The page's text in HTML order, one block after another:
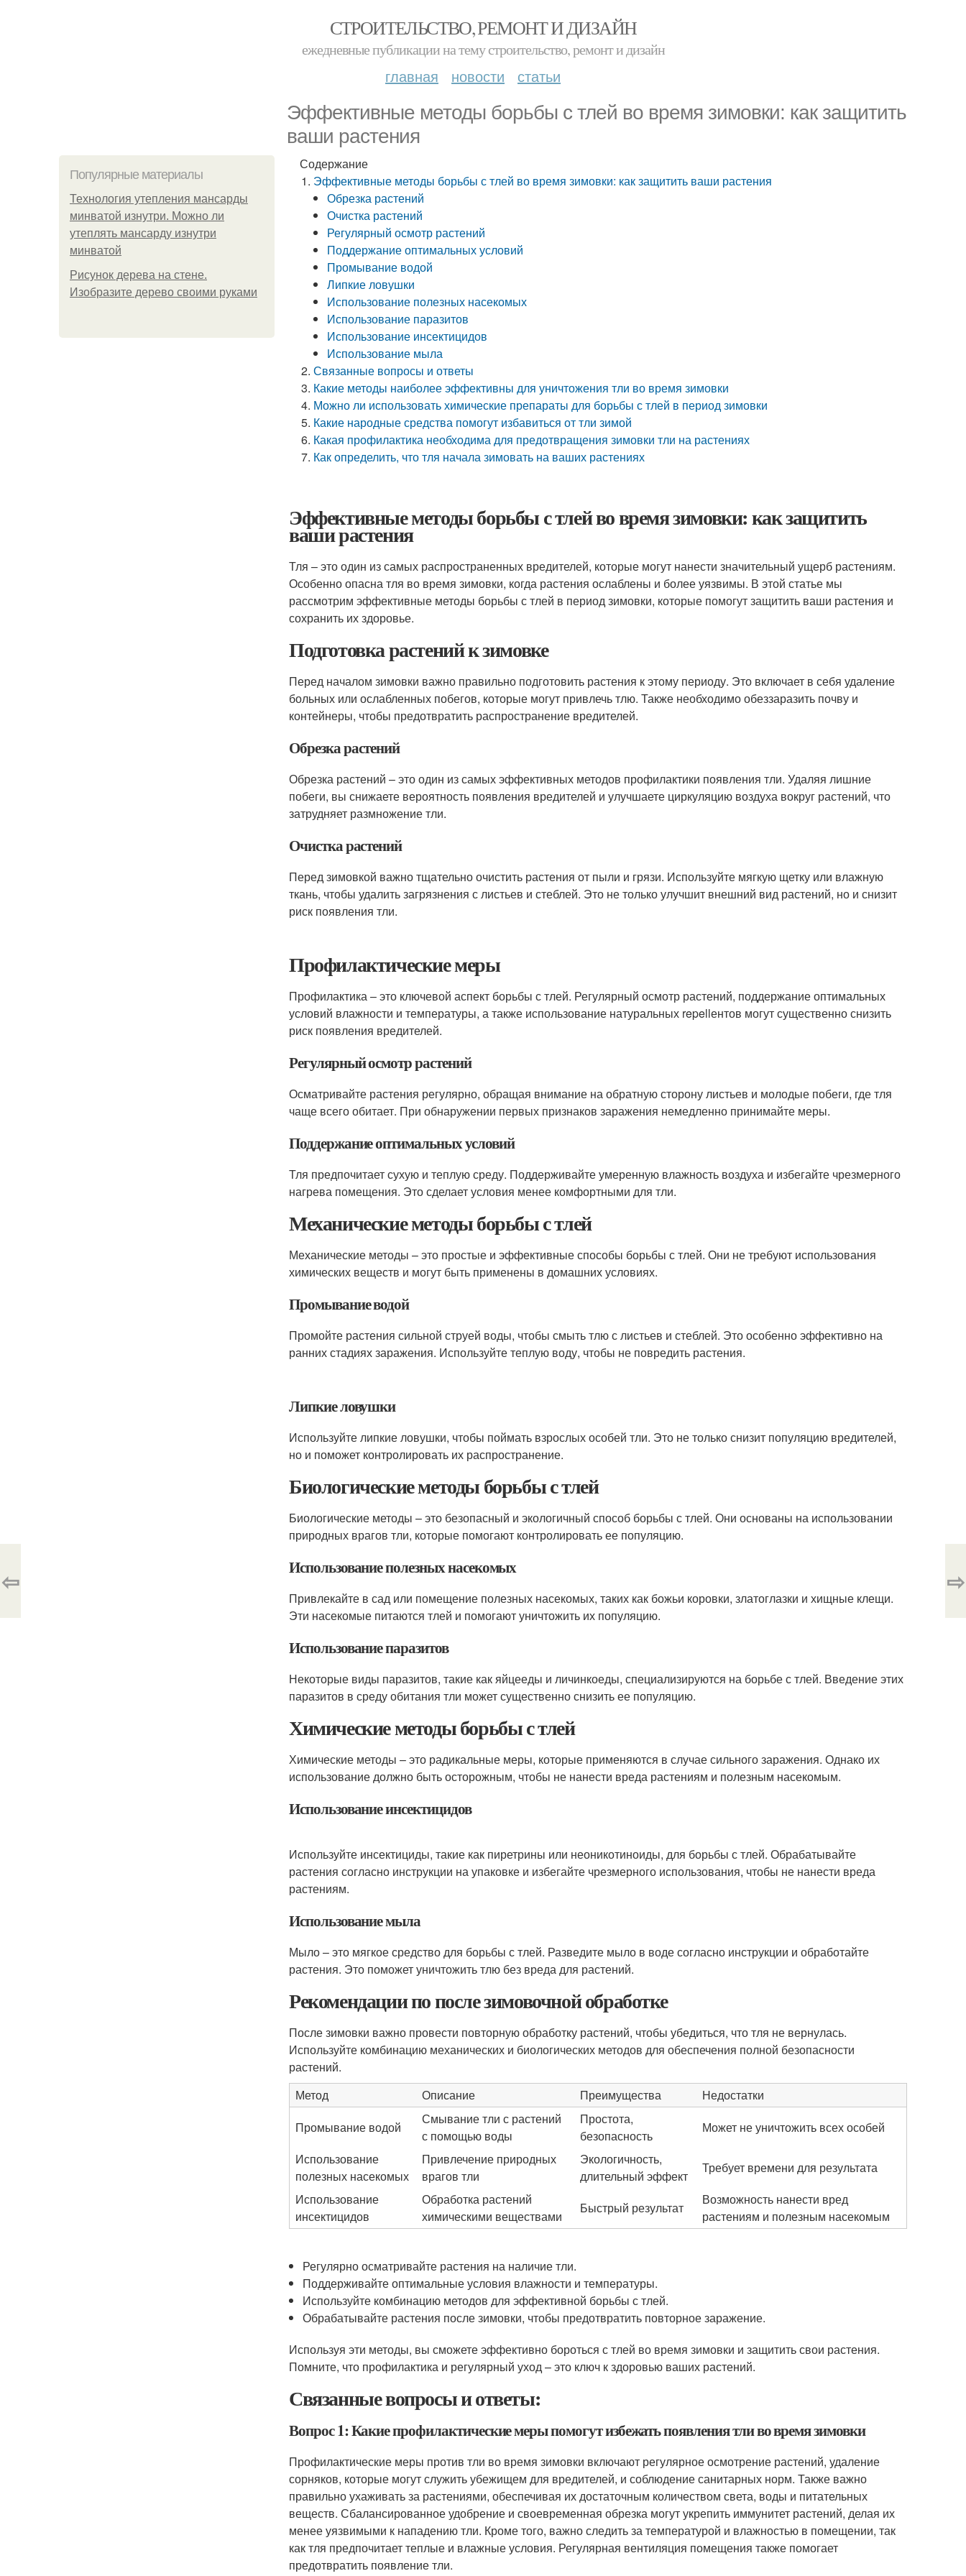
СТРОИТЕЛЬСТВО, РЕМОНТ И ДИЗАЙН
ежедневные публикации на тему строительство, ремонт и дизайн
главная новости статьи
Эффективные методы борьбы с тлей во время зимовки: как защитить
ваши растения
Популярные материалы
Технология утепления мансарды
минватой изнутри. Можно ли
утеплять мансарду изнутри
минватой
Рисунок дерева на стене.
Изобразите дерево своими руками
Содержание
Эффективные методы борьбы с тлей во время зимовки: как защитить ваши растения
Обрезка растений
Очистка растений
Регулярный осмотр растений
Поддержание оптимальных условий
Промывание водой
Липкие ловушки
Использование полезных насекомых
Использование паразитов
Использование инсектицидов
Использование мыла
Связанные вопросы и ответы
Какие методы наиболее эффективны для уничтожения тли во время зимовки
Можно ли использовать химические препараты для борьбы с тлей в период зимовки
Какие народные средства помогут избавиться от тли зимой
Какая профилактика необходима для предотвращения зимовки тли на растениях
Как определить, что тля начала зимовать на ваших растениях
Эффективные методы борьбы с тлей во время зимовки: как защитить
ваши растения
Тля – это один из самых распространенных вредителей, которые могут нанести значительный ущерб растениям.
Особенно опасна тля во время зимовки, когда растения ослаблены и более уязвимы. В этой статье мы
рассмотрим эффективные методы борьбы с тлей в период зимовки, которые помогут защитить ваши растения и
сохранить их здоровье.
Подготовка растений к зимовке
Перед началом зимовки важно правильно подготовить растения к этому периоду. Это включает в себя удаление
больных или ослабленных побегов, которые могут привлечь тлю. Также необходимо обеззаразить почву и
контейнеры, чтобы предотвратить распространение вредителей.
Обрезка растений
Обрезка растений – это один из самых эффективных методов профилактики появления тли. Удаляя лишние
побеги, вы снижаете вероятность появления вредителей и улучшаете циркуляцию воздуха вокруг растений, что
затрудняет размножение тли.
Очистка растений
Перед зимовкой важно тщательно очистить растения от пыли и грязи. Используйте мягкую щетку или влажную
ткань, чтобы удалить загрязнения с листьев и стеблей. Это не только улучшит внешний вид растений, но и снизит
риск появления тли.
Профилактические меры
Профилактика – это ключевой аспект борьбы с тлей. Регулярный осмотр растений, поддержание оптимальных
условий влажности и температуры, а также использование натуральных repellентов могут существенно снизить
риск появления вредителей.
Регулярный осмотр растений
Осматривайте растения регулярно, обращая внимание на обратную сторону листьев и молодые побеги, где тля
чаще всего обитает. При обнаружении первых признаков заражения немедленно принимайте меры.
Поддержание оптимальных условий
Тля предпочитает сухую и теплую среду. Поддерживайте умеренную влажность воздуха и избегайте чрезмерного
нагрева помещения. Это сделает условия менее комфортными для тли.
Механические методы борьбы с тлей
Механические методы – это простые и эффективные способы борьбы с тлей. Они не требуют использования
химических веществ и могут быть применены в домашних условиях.
Промывание водой
Промойте растения сильной струей воды, чтобы смыть тлю с листьев и стеблей. Это особенно эффективно на
ранних стадиях заражения. Используйте теплую воду, чтобы не повредить растения.
Липкие ловушки
Используйте липкие ловушки, чтобы поймать взрослых особей тли. Это не только снизит популяцию вредителей,
но и поможет контролировать их распространение.
Биологические методы борьбы с тлей
Биологические методы – это безопасный и экологичный способ борьбы с тлей. Они основаны на использовании
природных врагов тли, которые помогают контролировать ее популяцию.
Использование полезных насекомых
Привлекайте в сад или помещение полезных насекомых, таких как божьи коровки, златоглазки и хищные клещи.
Эти насекомые питаются тлей и помогают уничтожить их популяцию.
Использование паразитов
Некоторые виды паразитов, такие как яйцееды и личинкоеды, специализируются на борьбе с тлей. Введение этих
паразитов в среду обитания тли может существенно снизить ее популяцию.
Химические методы борьбы с тлей
Химические методы – это радикальные меры, которые применяются в случае сильного заражения. Однако их
использование должно быть осторожным, чтобы не нанести вреда растениям и полезным насекомым.
Использование инсектицидов
Используйте инсектициды, такие как пиретрины или неоникотиноиды, для борьбы с тлей. Обрабатывайте
растения согласно инструкции на упаковке и избегайте чрезмерного использования, чтобы не нанести вреда
растениям.
Использование мыла
Мыло – это мягкое средство для борьбы с тлей. Разведите мыло в воде согласно инструкции и обработайте
растения. Это поможет уничтожить тлю без вреда для растений.
Рекомендации по после зимовочной обработке
После зимовки важно провести повторную обработку растений, чтобы убедиться, что тля не вернулась.
Используйте комбинацию механических и биологических методов для обеспечения полной безопасности
растений.
Метод
Описание Преимущества
Недостатки
Промывание водой
Смывание тли с растений
с помощью воды
Простота,
безопасность
Может не уничтожить всех особей
Использование
полезных насекомых
Привлечение природных
врагов тли
Экологичность,
длительный эффект
Требует времени для результата
Использование
инсектицидов
Обработка растений
химическими веществами
Быстрый результат
Возможность нанести вред
растениям и полезным насекомым
Регулярно осматривайте растения на наличие тли.
Поддерживайте оптимальные условия влажности и температуры.
Используйте комбинацию методов для эффективной борьбы с тлей.
Обрабатывайте растения после зимовки, чтобы предотвратить повторное заражение.
Используя эти методы, вы сможете эффективно бороться с тлей во время зимовки и защитить свои растения.
Помните, что профилактика и регулярный уход – это ключ к здоровью ваших растений.
Связанные вопросы и ответы:
Вопрос 1: Какие профилактические меры помогут избежать появления тли во время зимовки
Профилактические меры против тли во время зимовки включают регулярное осмотрение растений, удаление
сорняков, которые могут служить убежищем для вредителей, и соблюдение санитарных норм. Также важно
правильно ухаживать за растениями, обеспечивая их достаточным количеством света, воды и питательных
веществ. Сбалансированное удобрение и своевременная обрезка могут укрепить иммунитет растений, делая их
менее уязвимыми к нападению тли. Кроме того, важно следить за температурой и влажностью в помещении, так
как тля предпочитает теплые и влажные условия. Регулярная вентиляция помещения также помогает
предотвратить появление тли.
⇦ ⇨